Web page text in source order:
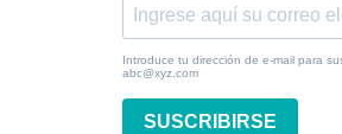
Introduce tu dirección de e-mail para
abc@xyz.com
SUSCRIBIRSE